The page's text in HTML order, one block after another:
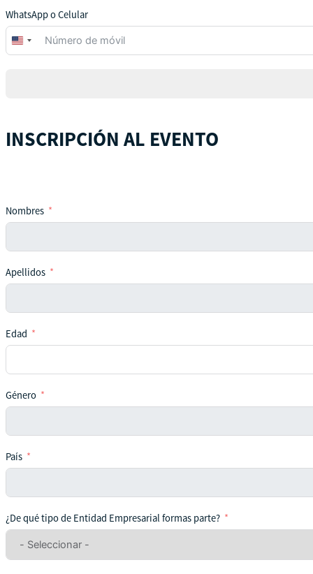
WhatsApp o Celular
United
States
INSCRIPCIÓN AL EVENTO
Nombres
Apellidos
Edad
Género
País
¿De qué tipo de Entidad Empresarial formas parte?